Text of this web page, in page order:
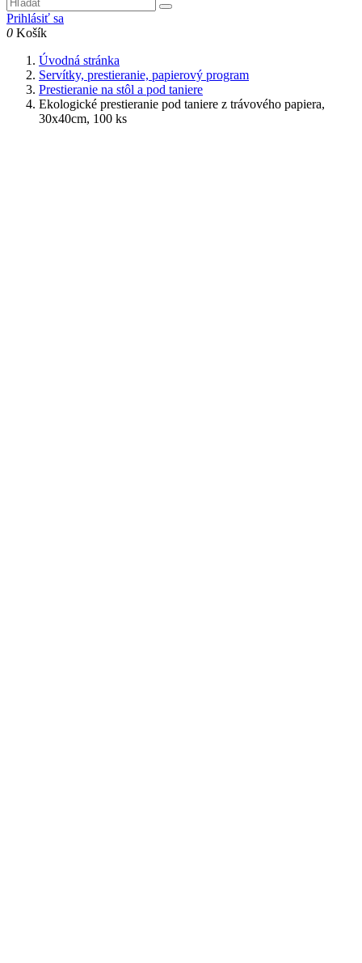
Prihlásiť sa
0 Košík
Úvodná stránka
Servítky, prestieranie, papierový program
Prestieranie na stôl a pod taniere
Ekologické prestieranie pod taniere z trávového papiera,
30x40cm, 100 ks